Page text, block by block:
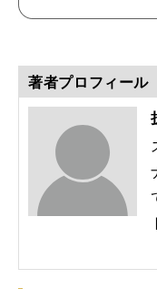
著者プロフィール